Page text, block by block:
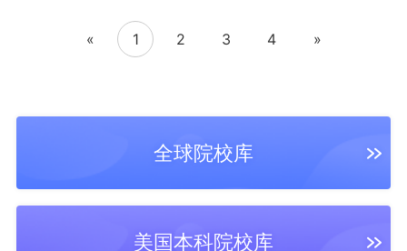
4篇文书 11篇文书 4篇文书
« 1 2 3 4 »
全球院校库
美国本科院校库